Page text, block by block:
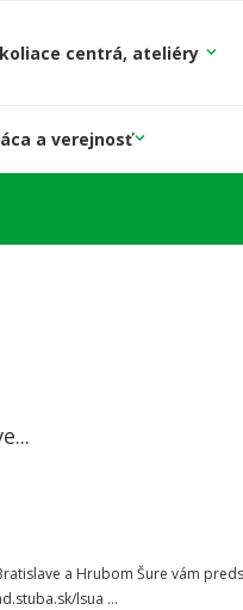
centrá, ateliéry
a verejnosť
a Hrubom Šure vám
lsua ...